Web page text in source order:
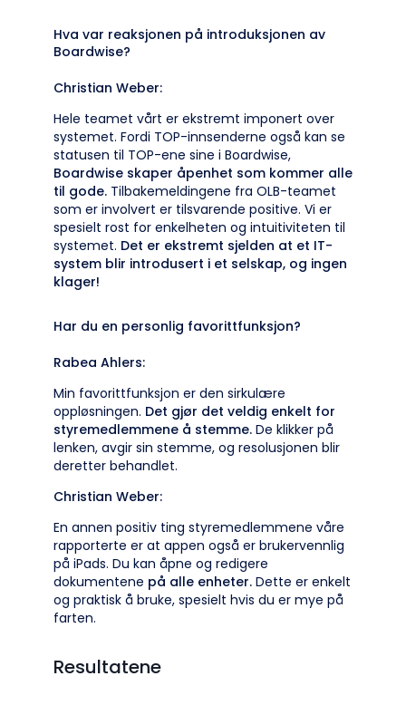
Hva var reaksjonen på introduksjonen av
Boardwise?
Christian Weber:
Hele teamet vårt er ekstremt imponert over
systemet. Fordi TOP-innsenderne også kan se
statusen til TOP-ene sine i Boardwise,
Boardwise skaper åpenhet som kommer alle
til gode. Tilbakemeldingene fra OLB-teamet
som er involvert er tilsvarende positive. Vi er
spesielt rost for enkelheten og intuitiviteten til
systemet. Det er ekstremt sjelden at et IT-
system blir introdusert i et selskap, og ingen
klager!
Har du en personlig favorittfunksjon?
Rabea Ahlers:
Min favorittfunksjon er den sirkulære
oppløsningen. Det gjør det veldig enkelt for
styremedlemmene å stemme. De klikker på
lenken, avgir sin stemme, og resolusjonen blir
deretter behandlet.
Christian Weber:
En annen positiv ting styremedlemmene våre
rapporterte er at appen også er brukervennlig
på iPads. Du kan åpne og redigere
dokumentene på alle enheter. Dette er enkelt
og praktisk å bruke, spesielt hvis du er mye på
farten.
Resultatene